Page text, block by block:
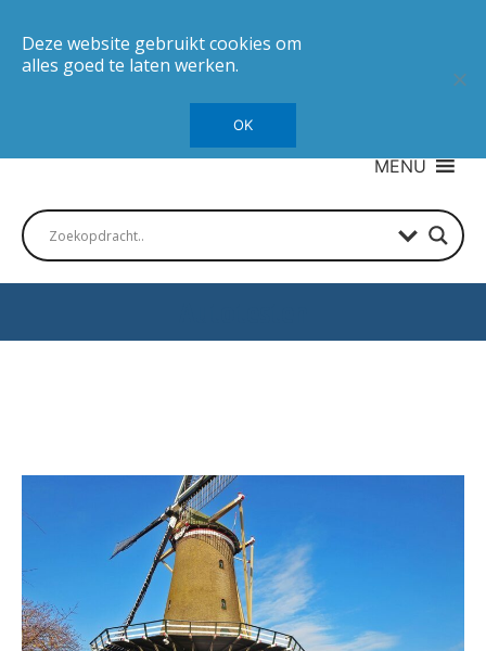
MENU
Deze website gebruikt cookies om
alles goed te laten werken.
OK